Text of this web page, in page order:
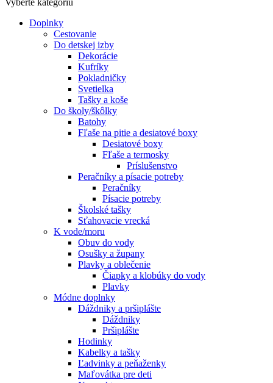
Vyberte kategóriu
Doplnky
Cestovanie
Do detskej izby
Dekorácie
Kufríky
Pokladničky
Svetielka
Tašky a koše
Do školy/škôlky
Batohy
Fľaše na pitie a desiatové boxy
Desiatové boxy
Fľaše a termosky
Príslušenstvo
Peračníky a písacie potreby
Peračníky
Písacie potreby
Školské tašky
Sťahovacie vrecká
K vode/moru
Obuv do vody
Osušky a župany
Plavky a oblečenie
Čiapky a klobúky do vody
Plavky
Módne doplnky
Dáždniky a pršiplášte
Dáždniky
Pršiplášte
Hodinky
Kabelky a tašky
Ľadvinky a peňaženky
Maľovátka pre deti